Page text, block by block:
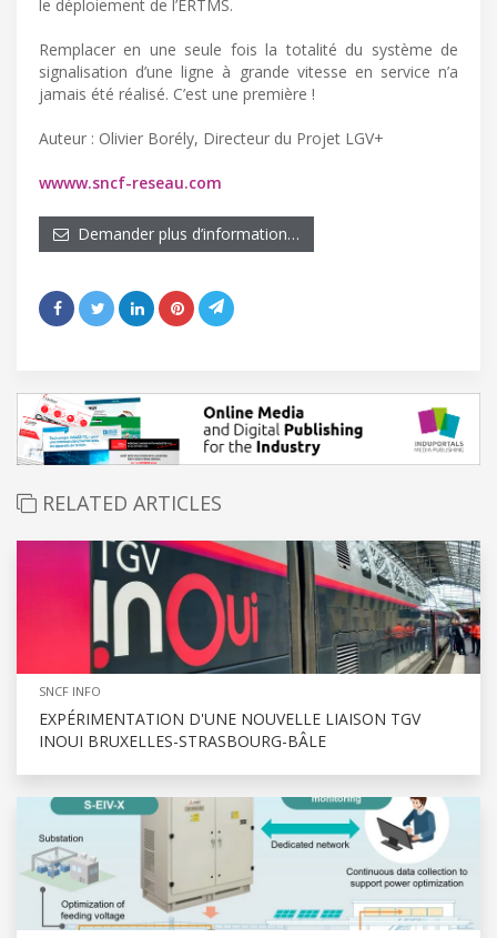
le déploiement de l’ERTMS.
Remplacer en une seule fois la totalité du système de
signalisation d’une ligne à grande vitesse en service n’a
jamais été réalisé. C’est une première !
Auteur : Olivier Borély, Directeur du Projet LGV+
wwww.sncf-reseau.com
Demander plus d’information…
RELATED ARTICLES
SNCF INFO
EXPÉRIMENTATION D'UNE NOUVELLE LIAISON TGV
INOUI BRUXELLES-STRASBOURG-BÂLE